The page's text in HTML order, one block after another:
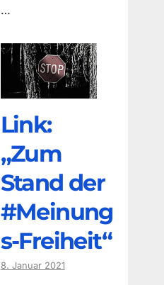
…
Link:
„Zum
Stand der
#Meinung
s-Freiheit“
8. Januar 2021